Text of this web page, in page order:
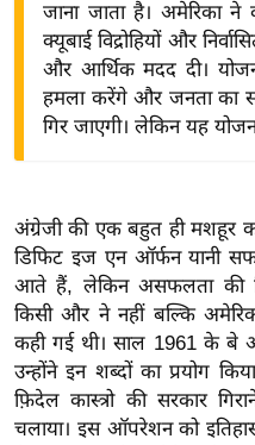
द्यो
ष
ज्ञ
रा
य
ब
ज
ट
जाना जाता है। अमेरिका ने
क्यूबाई विद्रोहियों और
और आर्थिक मदद दी।
हमला करेंगे और जनता का
गिर जाएगी। लेकिन यह
अंग्रेजी की एक बहुत ही मशहूर
डिफिट इज एन ऑर्फन यानी
आते हैं, लेकिन असफलता की
किसी और ने नहीं बल्कि
कही गई थी। साल 1961 के बे
उन्होंने इन शब्दों का प्रयोग
फ़िदेल कास्त्रो की सरकार
चलाया। इस ऑपरेशन को